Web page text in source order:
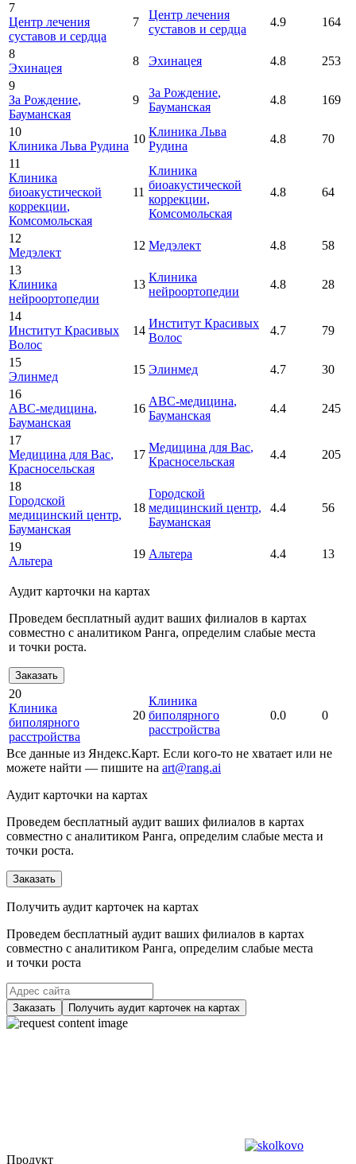
7
Центр лечения
суставов и сердца
7
Центр лечения
суставов и сердца
4.9 164
8
Эхинацея
8 Эхинацея 4.8
253
9
За Рождение,
Бауманская
9
За Рождение,
Бауманская
4.8 169
10
Клиника Льва Рудина
10
Клиника Льва
Рудина
4.8
70
11
Клиника
биоакустической
коррекции,
Комсомольская
11
Клиника
биоакустической
коррекции,
Комсомольская
4.8 64
12
Медэлект
12 Медэлект 4.8
58
13
Клиника
нейроортопедии
13
Клиника
нейроортопедии
4.8 28
14
Институт Красивых
Волос
14
Институт Красивых
Волос
4.7 79
15
Элинмед
15 Элинмед 4.7
30
16
АВС-медицина,
Бауманская
16
АВС-медицина,
Бауманская
4.4 245
17
Медицина для Вас,
Красносельская
17
Медицина для Вас,
Красносельская
4.4 205
18
Городской
медицинский центр,
Бауманская
18
Городской
медицинский центр,
Бауманская
4.4 56
19
Альтера
19 Альтера 4.4 13
Аудит карточки на картах
Проведем бесплатный аудит ваших филиалов в картах
совместно с аналитиком Ранга, определим слабые места
и точки роста.
Заказать
20
Клиника
биполярного
расстройства
20
Клиника
биполярного
расстройства
0.0 0
Все данные из Яндекс.Карт. Если кого-то не хватает или не
можете найти — пишите на art@rang.ai
Аудит карточки на картах
Проведем бесплатный аудит ваших филиалов в картах
совместно с аналитиком Ранга, определим слабые места и
точки роста.
Заказать
Получить аудит карточек на картах
Проведем бесплатный аудит ваших филиалов в картах
совместно с аналитиком Ранга, определим слабые места
и точки роста
Заказать Получить аудит карточек на картах
Продукт